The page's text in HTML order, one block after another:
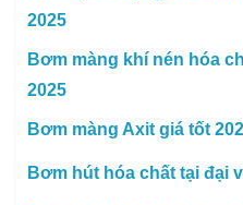
2025
Bơm màng khí nén hóa
2025
Bơm màng Axit giá tốt
Bơm hút hóa chất tại đại